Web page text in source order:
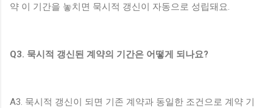
약 이 기간을 놓치면 묵시적 갱신이 자동으로 성립돼요.
Q3. 묵시적 갱신된 계약의 기간은 어떻게 되나요?
A3. 묵시적 갱신이 되면 기존 계약과 동일한 조건으로 계약 기